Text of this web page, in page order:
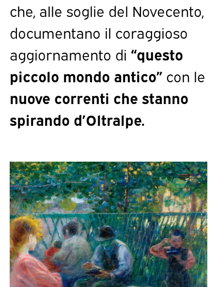
che, alle soglie del Novecento,
documentano il coraggioso
aggiornamento di “questo
piccolo mondo antico” con le
nuove correnti che stanno
spirando d’Oltralpe.